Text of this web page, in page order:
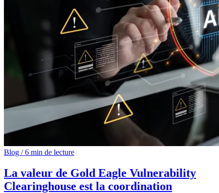
Blog /6 min de lecture
La valeur de Gold Eagle Vulnerability
Clearinghouse est la coordination